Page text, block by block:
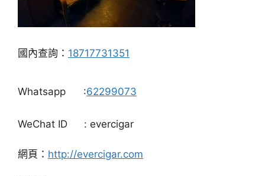
國內查詢： 18717731351
Whatsapp :62299073
WeChat ID : evercigar
網頁： http://evercigar.com